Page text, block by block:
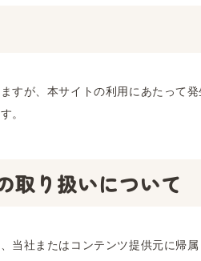
すが、本サイトの利用にあたって
。
り扱いについて
当社またはコンテンツ提供元に帰属